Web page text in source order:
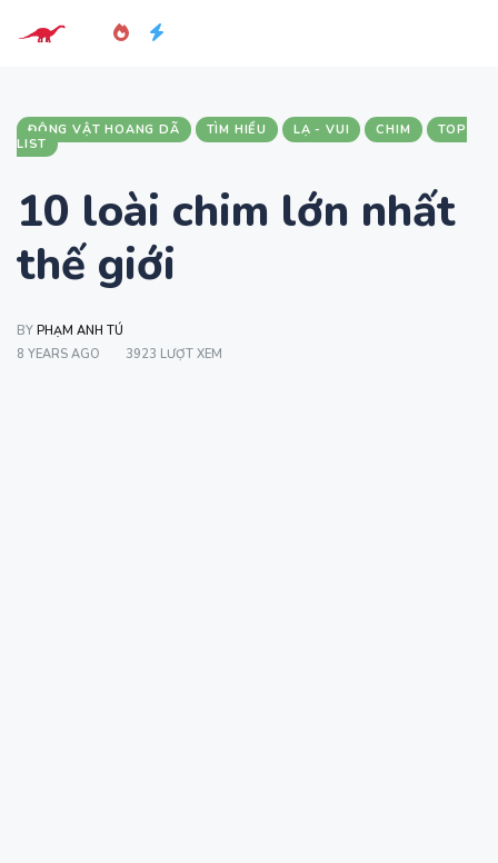
ĐỘNG VẬT HOANG DÃ TÌM HIỂU LẠ - VUI CHIM
TOP
LIST
10 loài chim lớn nhất
thế giới
BY PHẠM ANH TÚ
8 YEARS AGO
3923 LƯỢT XEM